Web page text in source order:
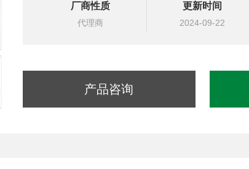
液压油缸，经销力士乐、派克、中国台湾北部等液压元件
厂商性质
代理商
更新时间
2024-09-22
产品咨询